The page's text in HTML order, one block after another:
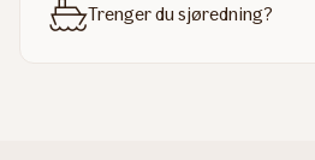
Trenger du sjøredning?